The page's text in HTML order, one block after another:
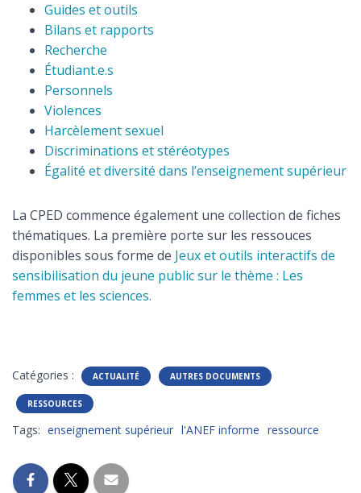
Guides et outils
Bilans et rapports
Recherche
Étudiant.e.s
Personnels
Violences
Harcèlement sexuel
Discriminations et stéréotypes
Égalité et diversité dans l’enseignement supérieur
La CPED commence également une collection de fiches
thématiques. La première porte sur les ressouces
disponibles sous forme de Jeux et outils interactifs de
sensibilisation du jeune public sur le thème : Les
femmes et les sciences.
Catégories : ACTUALITÉ AUTRES DOCUMENTS
RESSOURCES
Tags: enseignement supérieur l'ANEF informe ressource